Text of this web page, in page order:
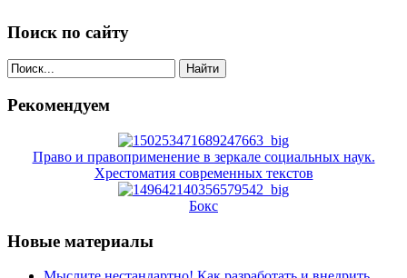
Поиск по сайту
Найти
Рекомендуем
Право и правоприменение в зеркале социальных наук.
Хрестоматия современных текстов
Бокс
Новые материалы